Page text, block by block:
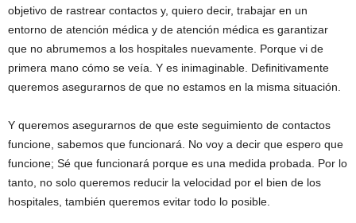
objetivo de rastrear contactos y, quiero decir, trabajar en un
entorno de atención médica y de atención médica es garantizar
que no abrumemos a los hospitales nuevamente. Porque vi de
primera mano cómo se veía. Y es inimaginable. Definitivamente
queremos asegurarnos de que no estamos en la misma situación.
Y queremos asegurarnos de que este seguimiento de contactos
funcione, sabemos que funcionará. No voy a decir que espero que
funcione; Sé que funcionará porque es una medida probada. Por lo
tanto, no solo queremos reducir la velocidad por el bien de los
hospitales, también queremos evitar todo lo posible.